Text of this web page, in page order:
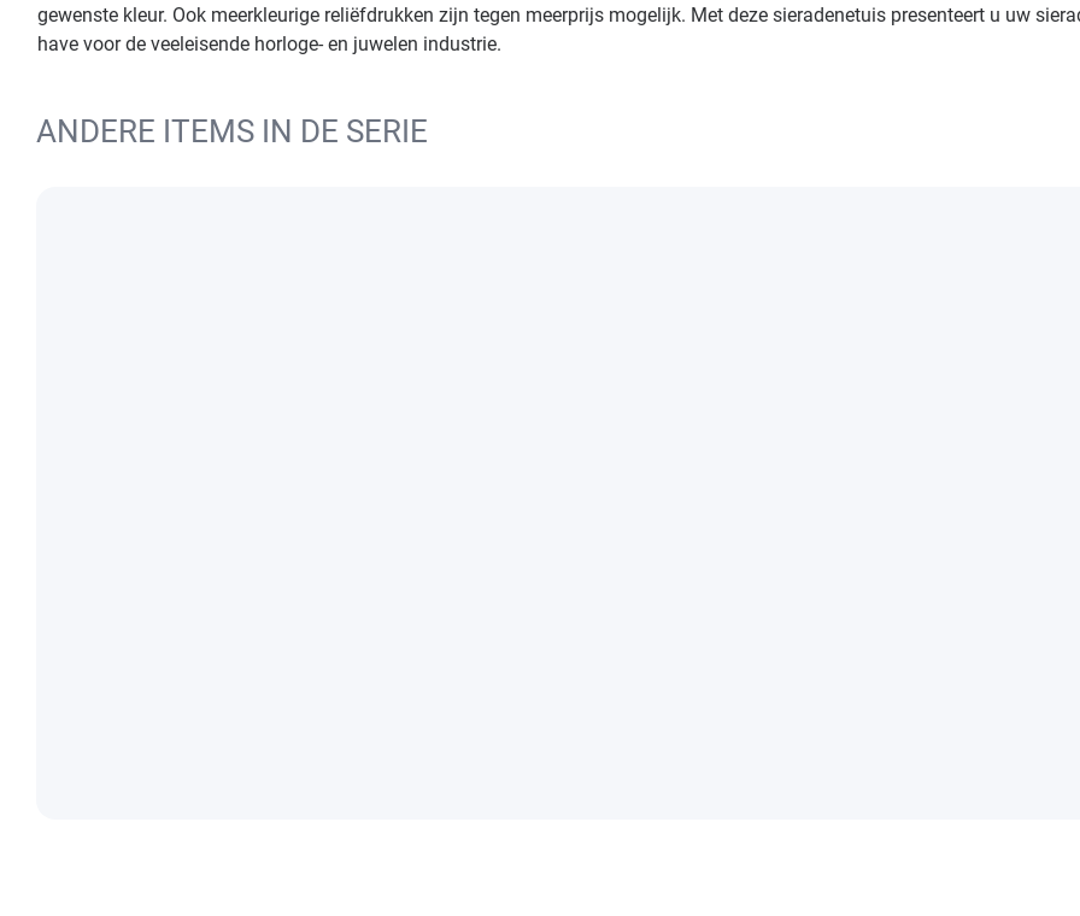
gewenste kleur. Ook meerkleurige reliëfdrukken zijn tegen meerprijs mogelijk. Met deze sieradenetuis presenteert u uw
have voor de veeleisende horloge- en juwelen industrie.
ANDERE ITEMS IN DE SERIE